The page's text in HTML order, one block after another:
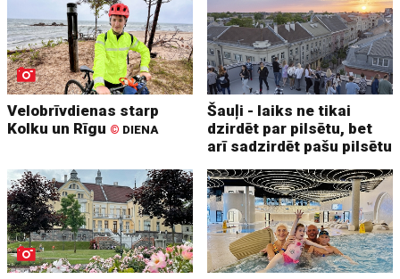
Velobrīvdienas starp
Kolku un Rīgu © DIENA
Šauļi - laiks ne tikai
dzirdēt par pilsētu, bet
arī sadzirdēt pašu pilsētu